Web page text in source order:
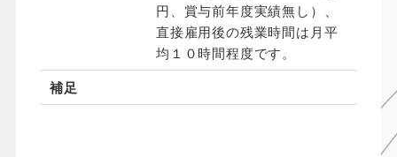
円、賞与前年度実績無し）、
直接雇用後の残業時間は月平
均１０時間程度です。
補足